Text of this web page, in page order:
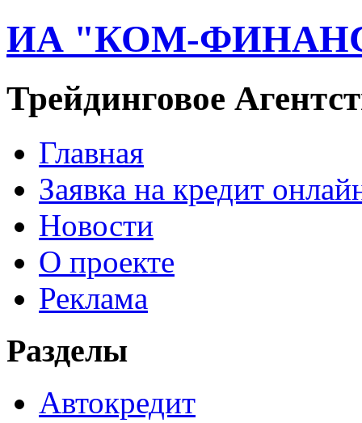
ИА "КОМ-
Трейдинговое
Главная
Заявка на кредит
Новости
О проекте
Реклама
Разделы
Автокредит